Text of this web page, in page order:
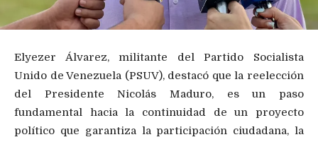
Elyezer Álvarez, militante del Partido Socialista
Unido de Venezuela (PSUV), destacó que la reelección
del Presidente Nicolás Maduro, es un paso
fundamental hacia la continuidad de un proyecto
político que garantiza la participación ciudadana, la